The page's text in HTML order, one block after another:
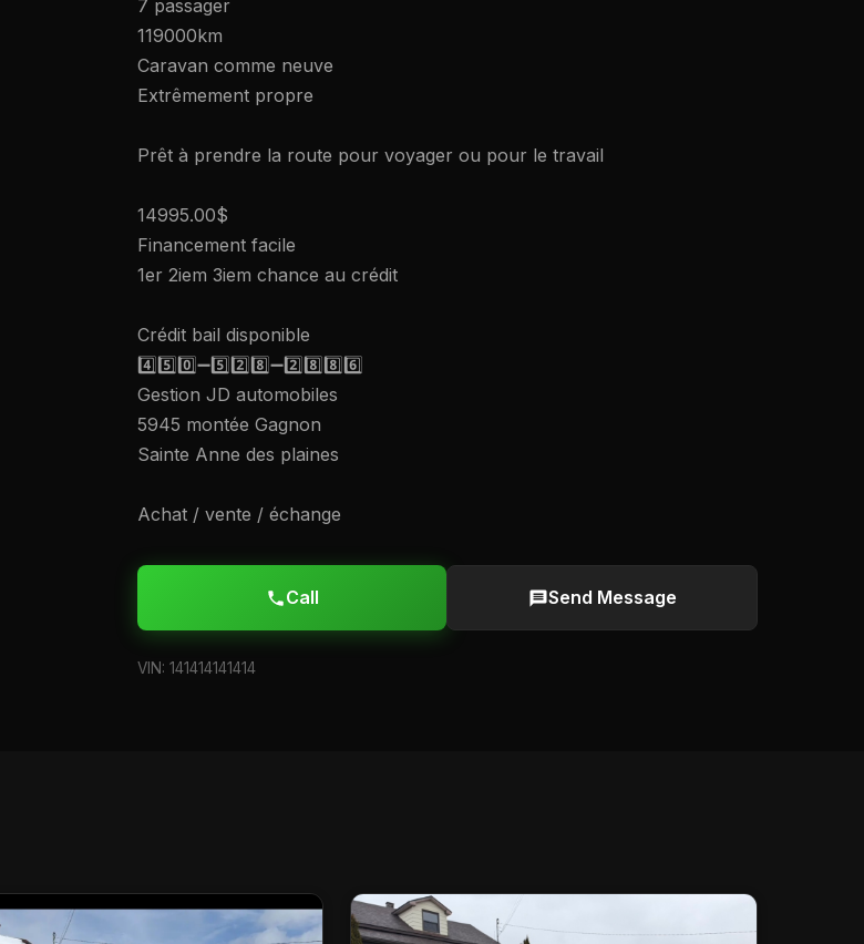
7 passager
119000km
Caravan comme neuve
Extrêmement propre
Prêt à prendre la route pour voyager ou pour le travail
14995.00$
Financement facile
1er 2iem 3iem chance au crédit
Crédit bail disponible
4️⃣5️⃣0️⃣➖5️⃣2️⃣8️⃣➖2️⃣8️⃣8️⃣6️⃣
Gestion JD automobiles
5945 montée Gagnon
Sainte Anne des plaines
Achat / vente / échange
Call Send Message
VIN: 141414141414